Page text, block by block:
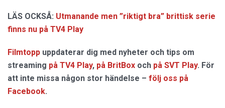
LÄS OCKSÅ: Utmanande men ”riktigt bra” brittisk serie
finns nu på TV4 Play
Filmtopp uppdaterar dig med nyheter och tips om
streaming på TV4 Play, på BritBox och på SVT Play. För
att inte missa någon stor händelse – följ oss på
Facebook.